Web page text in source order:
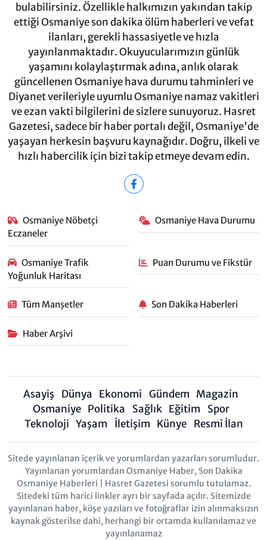
bulabilirsiniz. Özellikle halkımızın yakından takip
ettiği Osmaniye son dakika ölüm haberleri ve vefat
ilanları, gerekli hassasiyetle ve hızla
yayınlanmaktadır. Okuyucularımızın günlük
yaşamını kolaylaştırmak adına, anlık olarak
güncellenen Osmaniye hava durumu tahminleri ve
Diyanet verileriyle uyumlu Osmaniye namaz vakitleri
ve ezan vakti bilgilerini de sizlere sunuyoruz. Hasret
Gazetesi, sadece bir haber portalı değil, Osmaniye'de
yaşayan herkesin başvuru kaynağıdır. Doğru, ilkeli ve
hızlı habercilik için bizi takip etmeye devam edin.
Osmaniye Nöbetçi
Eczaneler
Osmaniye Hava Durumu
Osmaniye Trafik
Yoğunluk Haritası
Puan Durumu ve Fikstür
Tüm Manşetler Son Dakika Haberleri
Haber Arşivi
Asayiş Dünya Ekonomi Gündem Magazin
Osmaniye Politika Sağlık Eğitim
Spor
Teknoloji Yaşam İletişim Künye Resmi İlan
Sitede yayınlanan içerik ve yorumlardan yazarları sorumludur.
Yayınlanan yorumlardan Osmaniye Haber, Son Dakika
Osmaniye Haberleri | Hasret Gazetesi sorumlu tutulamaz.
Sitedeki tüm harici linkler ayrı bir sayfada açılır. Sitemizde
yayınlanan haber, köşe yazıları ve fotoğraflar izin alınmaksızın
kaynak gösterilse dahi, herhangi bir ortamda kullanılamaz ve
yayınlanamaz